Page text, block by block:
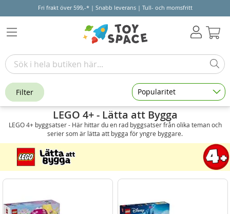
Fri frakt över 599,-* | Snabb leverans | Tull- och momsfritt
LEGO 4+ - Lätta att Bygga
LEGO 4+ byggsatser - Här hittar du en rad byggsatser från olika teman och
serier som är lätta att bygga för yngre byggare.
Filter Popularitet